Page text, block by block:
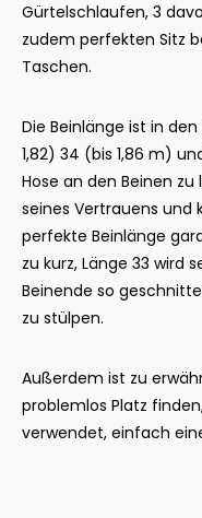
Gürtelschlaufen, 3
zudem perfekten Sitz
Taschen.
Die Beinlänge ist in
1,82) 34 (bis 1,86 m)
Hose an den Beinen
seines Vertrauens und
perfekte Beinlänge
zu kurz, Länge 33 wird
Beinende so
zu stülpen.
Außerdem ist zu
problemlos Platz
verwendet, einfach